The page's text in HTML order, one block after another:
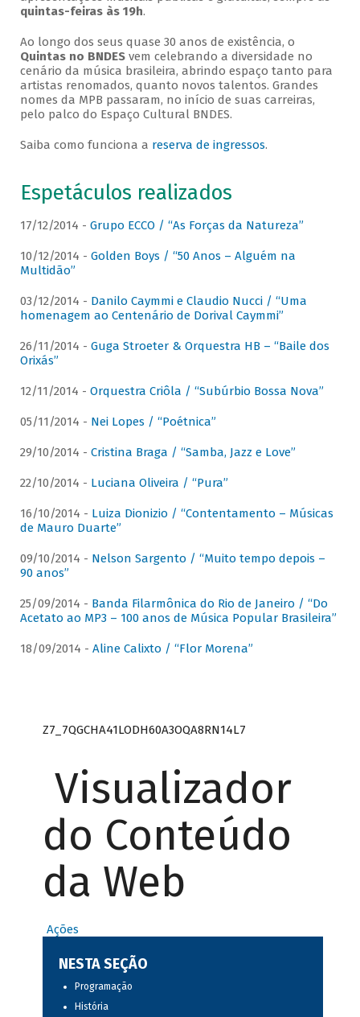
quintas-feiras às 19h.
Ao longo dos seus quase 30 anos de existência, o
Quintas no BNDESvem celebrando a diversidade no
cenário da música brasileira, abrindo espaço tanto para
artistas renomados, quanto novos talentos. Grandes
nomes da MPB passaram, no início de suas carreiras,
pelo palco do Espaço Cultural BNDES.
Saiba como funciona a reserva de ingressos.
Espetáculos realizados
17/12/2014 - Grupo ECCO / “As Forças da Natureza”
10/12/2014 - Golden Boys / “50 Anos – Alguém na
Multidão”
03/12/2014 - Danilo Caymmi e Claudio Nucci / “Uma
homenagem ao Centenário de Dorival Caymmi”
26/11/2014 - Guga Stroeter & Orquestra HB – “Baile dos
Orixás”
12/11/2014 - Orquestra Criôla / “Subúrbio Bossa Nova”
05/11/2014 - Nei Lopes / “Poétnica”
29/10/2014 - Cristina Braga / “Samba, Jazz e Love”
22/10/2014 - Luciana Oliveira / “Pura”
16/10/2014 - Luiza Dionizio / “Contentamento – Músicas
de Mauro Duarte”
09/10/2014 - Nelson Sargento / “Muito tempo depois –
90 anos”
25/09/2014 - Banda Filarmônica do Rio de Janeiro / “Do
Acetato ao MP3 – 100 anos de Música Popular Brasileira”
18/09/2014 - Aline Calixto / “Flor Morena”
Z7_7QGCHA41LODH60A3OQA8RN14L7
Visualizador
do Conteúdo
da Web
Ações
NESTA SEÇÃO
Programação
História